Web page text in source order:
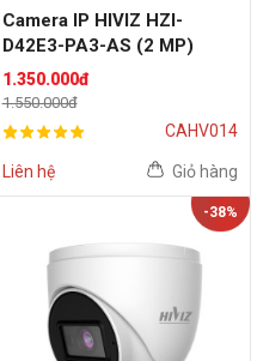
Camera IP HIVIZ HZI-
D42E3-PA3-AS (2 MP)
1.350.000đ
1.550.000đ
CAHV014
Liên hệ Giỏ hàng
-38%